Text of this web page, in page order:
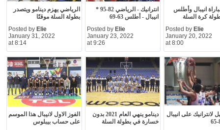
الرياضي يهزم دينامو ويتصدر
بطولة السلة موقتًا
Posted by Elie
January 31, 2022
at 8:14
انترانيك - الرياضي 82-95 *
انيبال - أطلس 63-69
Posted by Elie
January 23, 2022
at 9:26
انيبال وأطلس
كرة السلة
Posted by Elie
January 20, 2022
at 8:00
الفوز الاول لانيبال هذا الموسم
على حساب بيبلوس
دينامو ينهي العام 2021 بدون
خسارة في بطولة السلة
لانترانيك على انيبال